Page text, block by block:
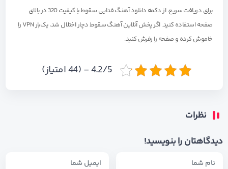
برای دریافت سریع، از دکمه‌ دانلود آهنگ فدایی سقوط با کیفیت 320
در بالای
صفحه استفاده کنید.
اگر پخش آنلاین آهنگ سقوط دچار اختلال شد، یک‌بار VPN را
خاموش کرده و صفحه را رفرش کنید.
4.2/5 - (44 امتیاز)
نظرات
دیدگاهتان را بنویسید!